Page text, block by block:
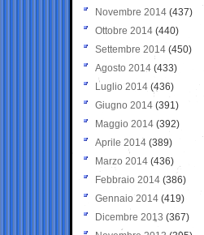
Novembre 2014 (437)
Ottobre 2014 (440)
Settembre 2014 (450)
Agosto 2014 (433)
Luglio 2014 (436)
Giugno 2014 (391)
Maggio 2014 (392)
Aprile 2014 (389)
Marzo 2014 (436)
Febbraio 2014 (386)
Gennaio 2014 (419)
Dicembre 2013 (367)